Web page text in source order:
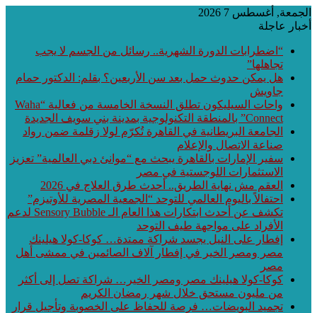
الجمعة, أغسطس 7 2026
أخبار عاجلة
“اضطرابات الدورة الشهرية.. رسائل من الجسم لا يجب
تجاهلها”
هل يمكن حدوث حمل بعد سن الأربعين؟ بقلم: الدكتور حمام
جاويش
واحات السيليكون تطلق النسخة الخامسة من فعالية “Waha
Connect” بالمنطقة التكنولوجية بمدينة بني سويف الجديدة
الجامعة البريطانية في القاهرة تُكرّم لولا زقلمة ضمن رواد
صناعة الاتصال والإعلام
سفير الإمارات بالقاهرة يبحث مع “موانئ دبي العالمية” تعزيز
الاستثمارات اللوجستية في مصر
العقم مش نهاية الطريق.. أحدث طرق العلاج في 2026
احتفالاً باليوم العالمي للتوحد “الجمعية المصرية للأوتيزم”
تكشف عن أحدث ابتكارات هذا العام الـ Sensory Bubble لدعم
الأفراد على مواجهة طيف التوحد
إفطار على النيل يجسد شراكة ممتدة… كوكا-كولا هيلينك
مصر ومصر الخير في إفطار آلاف الصائمين في ممشى أهل
مصر
كوكا-كولا هيلينك مصر ومصر الخير… شراكة تصل إلى أكثر
من مليون مستحق خلال شهر رمضان الكريم
تجميد البويضات… فرصة للحفاظ على الخصوبة وتأجيل قرار